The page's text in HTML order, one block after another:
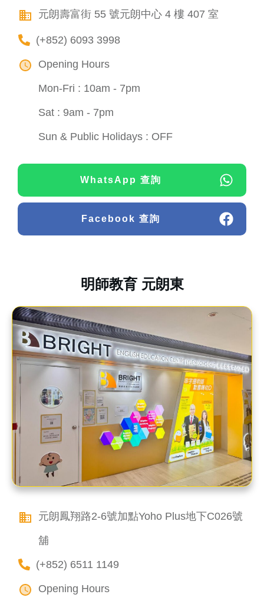
元朗壽富街 55 號元朗中心 4 樓 407 室
(+852) 6093 3998
Opening Hours
Mon-Fri : 10am - 7pm
Sat : 9am - 7pm
Sun & Public Holidays : OFF
WhatsApp 查詢
Facebook 查詢
明師教育 元朗東
元朗鳳翔路2-6號加點Yoho Plus地下C026號
舖
(+852) 6511 1149
Opening Hours